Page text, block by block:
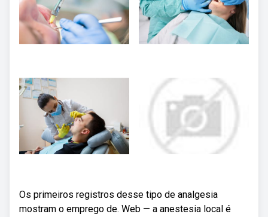
Os primeiros registros desse tipo de analgesia
mostram o emprego de. Web — a anestesia local é